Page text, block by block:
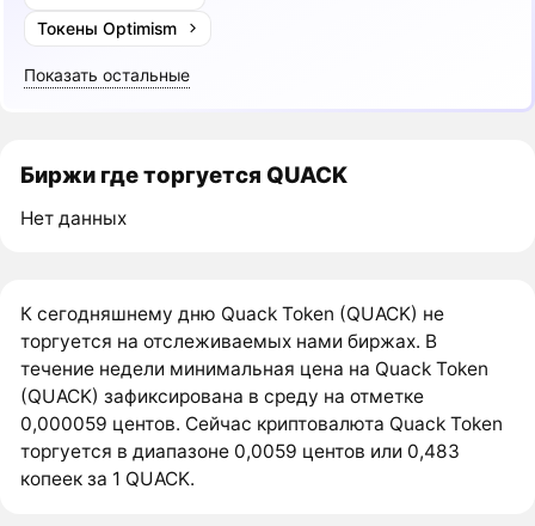
Токены Optimism
Показать остальные
Биржи где торгуется QUACK
Нет данных
К сегодняшнему дню Quack Token (QUACK) не
торгуется на отслеживаемых нами биржах. В
течение недели минимальная цена на Quack Token
(QUACK) зафиксирована в среду на отметке
0,000059 центов. Сейчас криптовалюта Quack Token
торгуется в диапазоне 0,0059 центов или 0,483
копеек за 1 QUACK.